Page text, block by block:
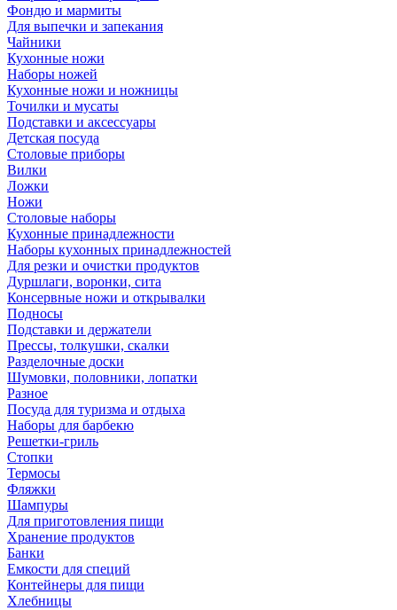
Фондю и мармиты
Для выпечки и запекания
Чайники
Кухонные ножи
Наборы ножей
Кухонные ножи и ножницы
Точилки и мусаты
Подставки и аксессуары
Детская посуда
Столовые приборы
Вилки
Ложки
Ножи
Столовые наборы
Кухонные принадлежности
Наборы кухонных принадлежностей
Для резки и очистки продуктов
Дуршлаги, воронки, сита
Консервные ножи и открывалки
Подносы
Подставки и держатели
Прессы, толкушки, скалки
Разделочные доски
Шумовки, половники, лопатки
Разное
Посуда для туризма и отдыха
Наборы для барбекю
Решетки-гриль
Стопки
Термосы
Фляжки
Шампуры
Для приготовления пищи
Хранение продуктов
Банки
Емкости для специй
Контейнеры для пищи
Хлебницы